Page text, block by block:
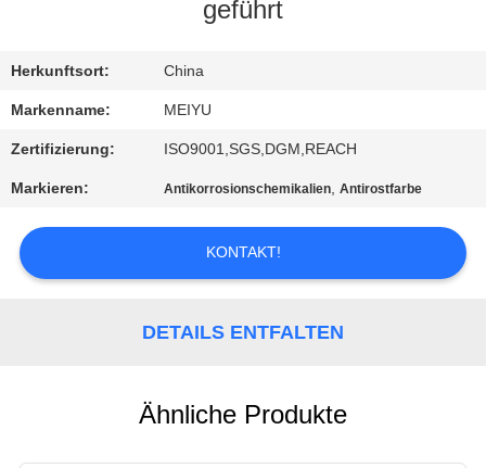
KONTAKT
MIT
UNS
BITTE
UM
geführt
Herkunftsort: China
Markenname: MEIYU
Zertifizierung: ISO9001,SGS,DGM,REACH
Markieren: Antikorrosionschemikalien,Antirostfarbe
KONTAKT!
DETAILS ENTFALTEN
Ähnliche Produkte